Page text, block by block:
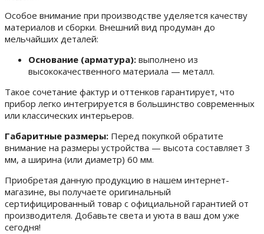
Особое внимание при производстве уделяется качеству
материалов и сборки. Внешний вид продуман до
мельчайших деталей:
Основание (арматура): выполнено из
высококачественного материала — металл.
Такое сочетание фактур и оттенков гарантирует, что
прибор легко интегрируется в большинство современных
или классических интерьеров.
Габаритные размеры: Перед покупкой обратите
внимание на размеры устройства — высота составляет 3
мм, а ширина (или диаметр) 60 мм.
Приобретая данную продукцию в нашем интернет-
магазине, вы получаете оригинальный
сертифицированный товар с официальной гарантией от
производителя. Добавьте света и уюта в ваш дом уже
сегодня!